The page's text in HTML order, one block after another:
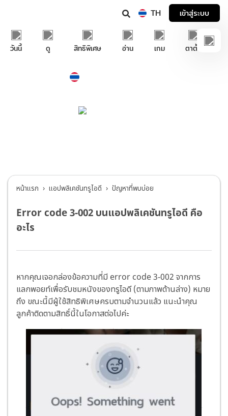
TH เข้าสู่ระบบ
วันนี้ ดู สิทธิพิเศษ อ่าน เกม ตาตั้ง
หน้าแรก แอปพลิเคชันทรูไอดี ปัญหาที่พบบ่อย
Error code 3-002 บนแอปพลิเคชันทรูไอดี คือ
อะไร
หากคุณเจอกล่องข้อความที่มี error code 3-002 จากการ
แลกพอยท์เพื่อรับชมหนังของทรูไอดี (ตามภาพด้านล่าง) หมาย
ถึง ขณะนี้มีผู้ใช้สิทธิพิเศษครบตามจำนวนแล้ว แนะนำคุณ
ลูกค้าติดตามสิทธิ์นี้ในโอกาสต่อไปค่ะ